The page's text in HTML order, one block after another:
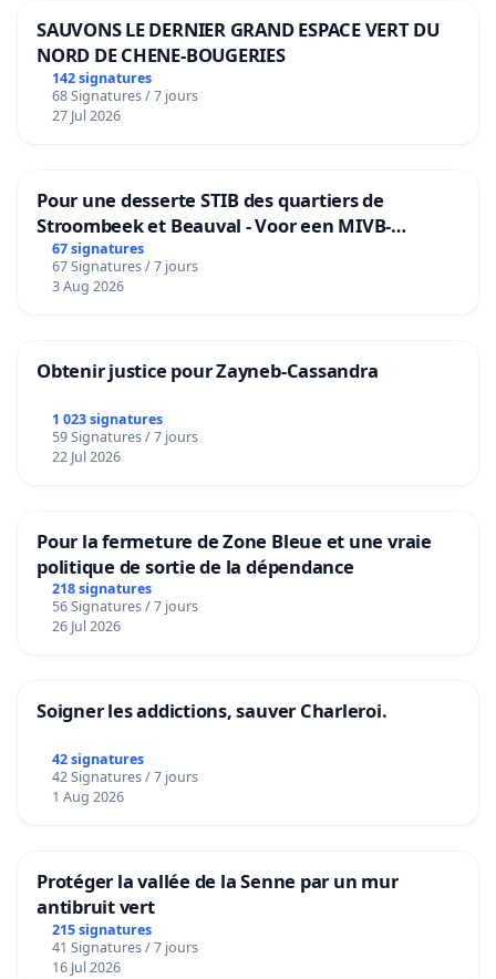
SAUVONS LE DERNIER GRAND ESPACE VERT DU
NORD DE CHENE-BOUGERIES
142 signatures
68 Signatures / 7 jours
27 Jul 2026
Pour une desserte STIB des quartiers de
Stroombeek et Beauval - Voor een MIVB-
bediening van de wijken Strombeek en Het
Voor
67 signatures
67 Signatures / 7 jours
3 Aug 2026
Obtenir justice pour Zayneb-Cassandra
1 023 signatures
59 Signatures / 7 jours
22 Jul 2026
Pour la fermeture de Zone Bleue et une vraie
politique de sortie de la dépendance
218 signatures
56 Signatures / 7 jours
26 Jul 2026
Soigner les addictions, sauver Charleroi.
42 signatures
42 Signatures / 7 jours
1 Aug 2026
Protéger la vallée de la Senne par un mur
antibruit vert
215 signatures
41 Signatures / 7 jours
16 Jul 2026